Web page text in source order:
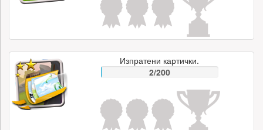
Изпратени картички.
2/200